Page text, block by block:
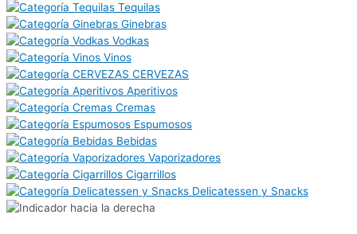
Tequilas
Ginebras
Vodkas
Vinos
CERVEZAS
Aperitivos
Cremas
Espumosos
Bebidas
Vaporizadores
Cigarrillos
Delicatessen y Snacks